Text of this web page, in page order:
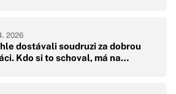
dostávali soudruzi za dobrou
Kdo si to schoval, má na…
2026